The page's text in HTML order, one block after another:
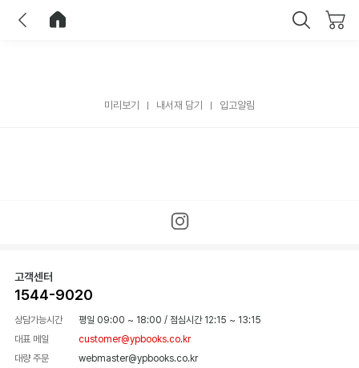
미리보기 내서재 담기 입고알림
고객센터
1544-9020
상담가능시간 평일 09:00 ~ 18:00 / 점심시간 12:15 ~ 13:15
대표 메일
customer@ypbooks.co.kr
대량 주문
webmaster@ypbooks.co.kr